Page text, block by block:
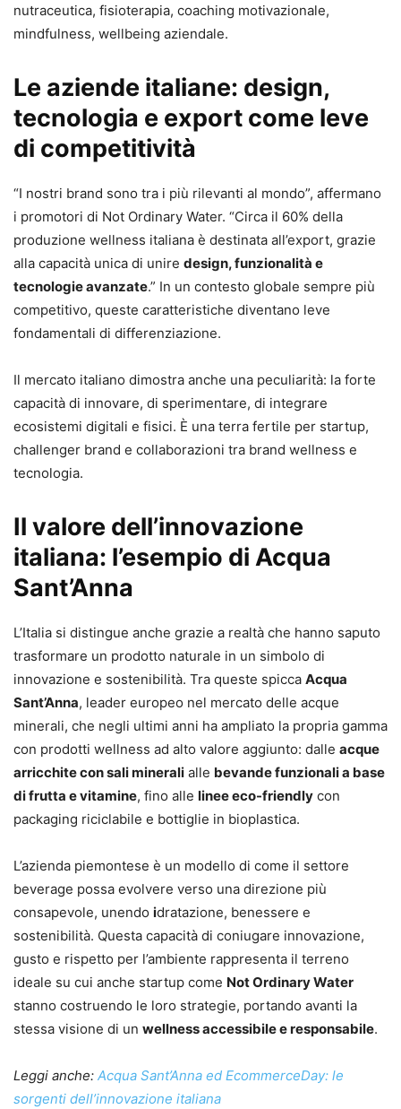
nutraceutica, fisioterapia, coaching motivazionale,
mindfulness, wellbeing aziendale.
Le aziende italiane: design,
tecnologia e export come leve
di competitività
“I nostri brand sono tra i più rilevanti al mondo”, affermano
i promotori di Not Ordinary Water. “Circa il 60% della
produzione wellness italiana è destinata all’export, grazie
alla capacità unica di unire design, funzionalità e
tecnologie avanzate.” In un contesto globale sempre più
competitivo, queste caratteristiche diventano leve
fondamentali di differenziazione.
Il mercato italiano dimostra anche una peculiarità: la forte
capacità di innovare, di sperimentare, di integrare
ecosistemi digitali e fisici. È una terra fertile per startup,
challenger brand e collaborazioni tra brand wellness e
tecnologia.
Il valore dell’innovazione
italiana: l’esempio di Acqua
Sant’Anna
L’Italia si distingue anche grazie a realtà che hanno saputo
trasformare un prodotto naturale in un simbolo di
innovazione e sostenibilità. Tra queste spicca Acqua
Sant’Anna, leader europeo nel mercato delle acque
minerali, che negli ultimi anni ha ampliato la propria gamma
con prodotti wellness ad alto valore aggiunto: dalle acque
arricchite con sali minerali alle bevande funzionali a base
di frutta e vitamine, fino alle linee eco-friendly con
packaging riciclabile e bottiglie in bioplastica.
L’azienda piemontese è un modello di come il settore
beverage possa evolvere verso una direzione più
consapevole, unendo idratazione, benessere e
sostenibilità. Questa capacità di coniugare innovazione,
gusto e rispetto per l’ambiente rappresenta il terreno
ideale su cui anche startup come Not Ordinary Water
stanno costruendo le loro strategie, portando avanti la
stessa visione di un wellness accessibile e responsabile.
Leggi anche: Acqua Sant’Anna ed EcommerceDay: le
sorgenti dell’innovazione italiana